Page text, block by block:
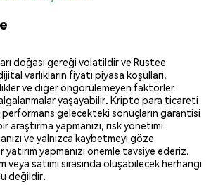
doğası gereği volatildir ve Rustee
varlıkların fiyatı piyasa koşulları,
ve diğer öngörülemeyen faktörler
yaşayabilir. Kripto para ticareti
performans gelecekteki sonuçların garantisi
araştırma yapmanızı, risk yönetimi
ve yalnızca kaybetmeyi göze
yapmanızı önemle tavsiye ederiz.
veya satımı sırasında oluşabilecek herhangi
değildir.